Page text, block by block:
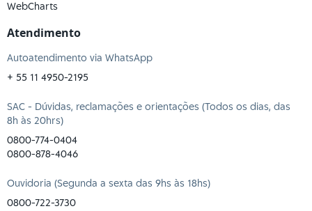
WebCharts
Atendimento
Autoatendimento via WhatsApp
+ 55 11 4950-2195
SAC - Dúvidas, reclamações e orientações (Todos os dias, das
8h às 20hrs)
0800-774-0404
0800-878-4046
Ouvidoria (Segunda a sexta das 9hs às 18hs)
0800-722-3730